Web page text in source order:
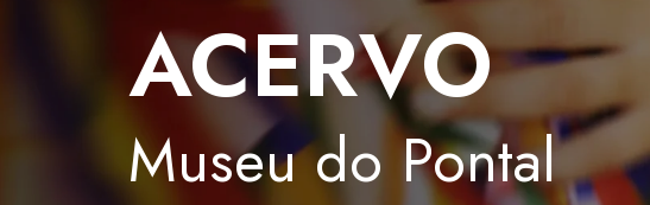
ACERVO
Museu do Pontal